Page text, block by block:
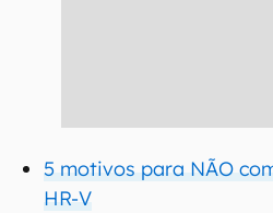
5 motivos para NÃO
HR-V